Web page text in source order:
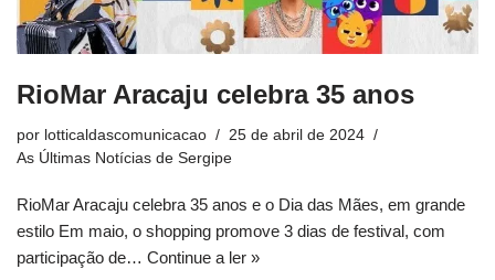
RioMar Aracaju celebra 35 anos
por lotticaldascomunicacao
25 de abril de 2024
As Últimas Notícias de Sergipe
RioMar Aracaju celebra 35 anos e o Dia das Mães, em grande
estilo Em maio, o shopping promove 3 dias de festival, com
participação de… Continue a ler »